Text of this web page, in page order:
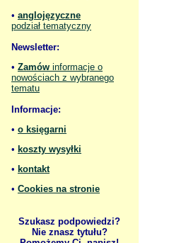
• anglojęzyczne
podział tematyczny
Newsletter:
• Zamów informacje o
nowościach z wybranego
tematu
Informacje:
• o księgarni
• koszty wysyłki
• kontakt
• Cookies na stronie
Szukasz podpowiedzi?
Nie znasz tytułu?